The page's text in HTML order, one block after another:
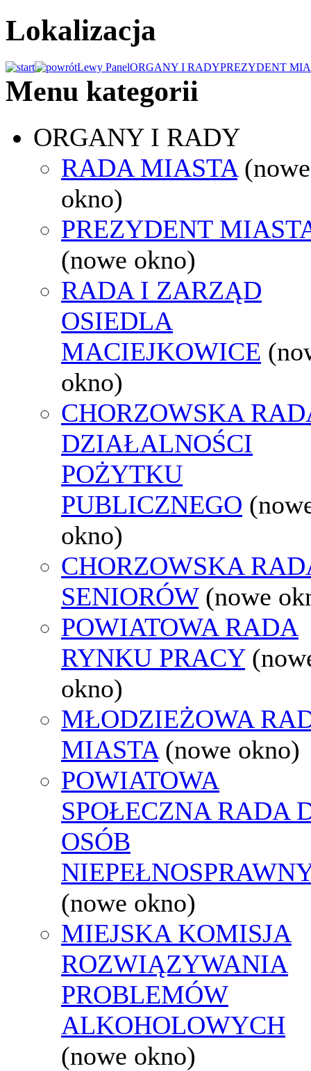
Lokalizacja
Lewy PanelORGANY I RADYPREZYDENT
Menu kategorii
ORGANY I RADY
RADA MIASTA (nowe
okno)
PREZYDENT
(nowe okno)
RADA I ZARZĄD
OSIEDLA
MACIEJKOWICE
okno)
CHORZOWSKA
DZIAŁALNOŚCI
POŻYTKU
PUBLICZNEGO
okno)
CHORZOWSKA
SENIORÓW (nowe
POWIATOWA RADA
RYNKU PRACY
okno)
MŁODZIEŻOWA
MIASTA (nowe okno)
POWIATOWA
SPOŁECZNA RADA
OSÓB
(nowe okno)
MIEJSKA KOMISJA
ROZWIĄZYWANIA
PROBLEMÓW
ALKOHOLOWYCH
(nowe okno)